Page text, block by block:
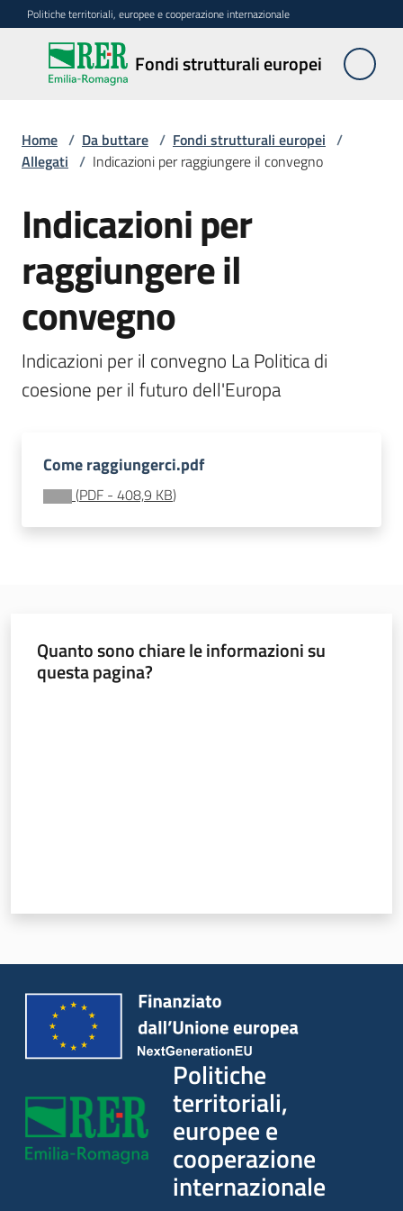
Vai al contenuto
Vai alla navigazione
Vai al footer
Politiche territoriali, europee e cooperazione internazionale
Fondi strutturali europei
Fondi
strutturali
Servizi
Atti
Piani
Programmi
valutazione
Argomenti
Novità
Servizi
Leggi Atti Bandi
Piani Programmi Progetti
Home / Da buttare / Fondi strutturali europei /
Allegati / Indicazioni per raggiungere il convegno
Indicazioni per
raggiungere il
convegno
Indicazioni per il convegno La Politica di
coesione per il futuro dell'Europa
Come raggiungerci.pdf
(PDF - 408,9 KB)
Quanto sono chiare le informazioni su
questa pagina?
Politiche
territoriali,
europee e
cooperazione
internazionale